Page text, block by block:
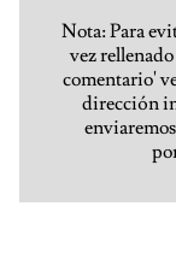
Nota: Para
vez
comentario'
dirección